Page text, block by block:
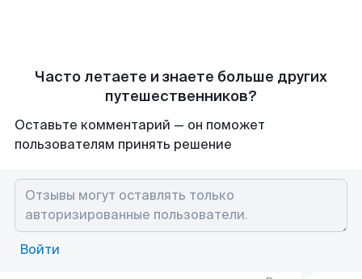
Часто летаете и знаете больше других
путешественников?
Оставьте комментарий — он поможет
пользователям принять решение
Войти